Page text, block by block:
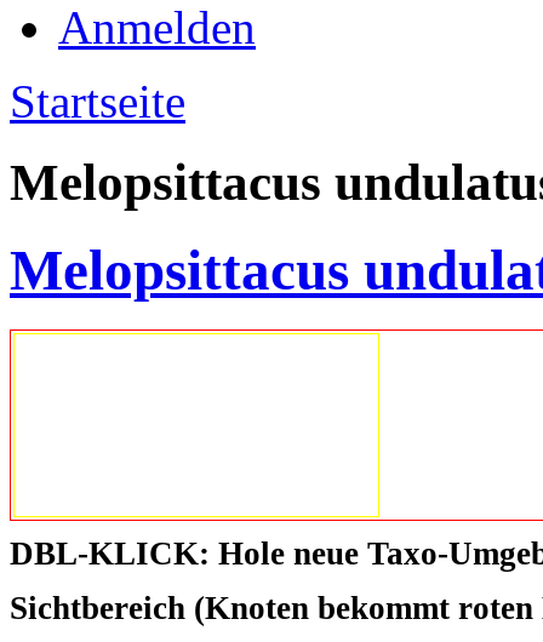
Anmelden
Startseite
Melopsittacus
Melopsittacus
DBL-KLICK: Hole neue Taxo-
Sichtbereich (Knoten bekommt